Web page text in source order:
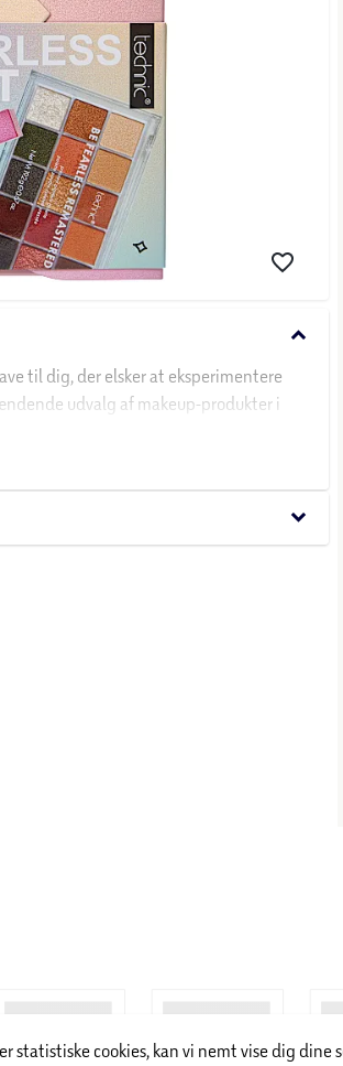
keyboard_arrow_down
til dig, der elsker at eksperimentere
udvalg af makeup-produkter i
keyboard_arrow_down
statistiske cookies, kan vi nemt vise dig dine